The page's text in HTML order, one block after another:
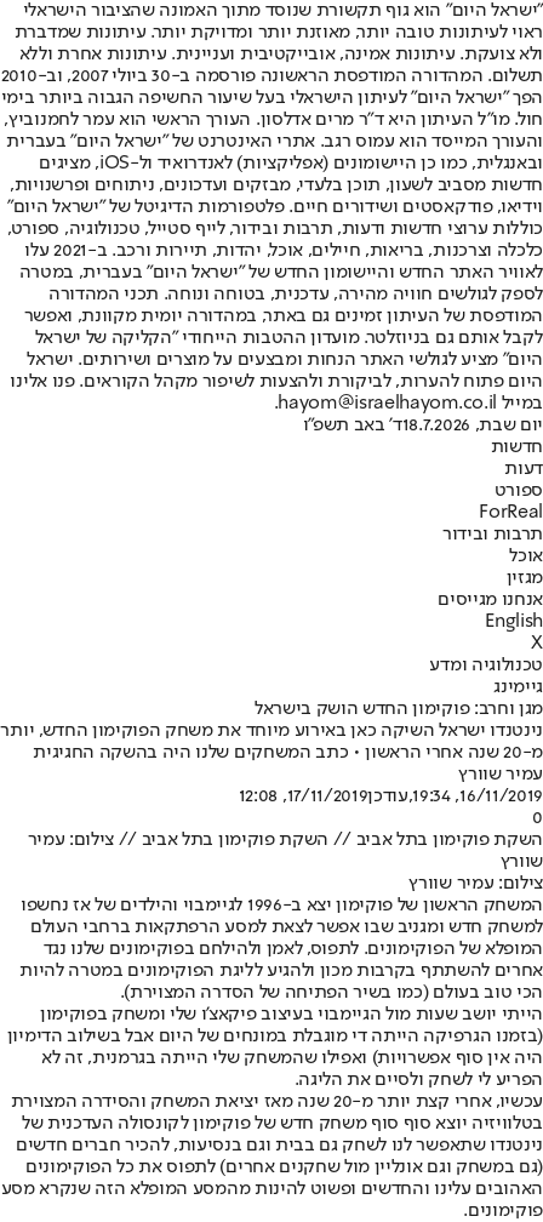
"ישראל היום" הוא גוף תקשורת שנוסד מתוך האמונה שהציבור הישראלי
ראוי לעיתונות טובה יותר, מאוזנת יותר ומדויקת יותר. עיתונות שמדברת
ולא צועקת. עיתונות אמינה, אובייקטיבית ועניינית. עיתונות אחרת וללא
תשלום. המהדורה המודפסת הראשונה פורסמה ב-30 ביולי 2007, וב-2010
הפך "ישראל היום" לעיתון הישראלי בעל שיעור החשיפה הגבוה ביותר בימי
חול. מו"ל העיתון היא ד"ר מרים אדלסון. העורך הראשי הוא עמר לחמנוביץ,
והעורך המייסד הוא עמוס רגב. אתרי האינטרנט של "ישראל היום" בעברית
ובאנגלית, כמו כן היישומונים (אפליקציות) לאנדרואיד ול-iOS, מציגים
חדשות מסביב לשעון, תוכן בלעדי, מבזקים ועדכונים, ניתוחים ופרשנויות,
וידיאו, פודקאסטים ושידורים חיים. פלטפורמות הדיגיטל של "ישראל היום"
כוללות ערוצי חדשות ודעות, תרבות ובידור, לייף סטייל, טכנולוגיה, ספורט,
כלכלה וצרכנות, בריאות, חיילים, אוכל, יהדות, תיירות ורכב. ב-2021 עלו
לאוויר האתר החדש והיישומון החדש של "ישראל היום" בעברית, במטרה
לספק לגולשים חוויה מהירה, עדכנית, בטוחה ונוחה. תכני המהדורה
המודפסת של העיתון זמינים גם באתר, במהדורה יומית מקוונת, ואפשר
לקבל אותם גם בניוזלטר. מועדון ההטבות הייחודי "הקליקה של ישראל
היום" מציע לגולשי האתר הנחות ומבצעים על מוצרים ושירותים. ישראל
היום פתוח להערות, לביקורת ולהצעות לשיפור מקהל הקוראים. פנו אלינו
במייל hayom@israelhayom.co.il.
יום שבת, 18.7.2026
ד' באב תשפ"ו
חדשות
דעות
ספורט
ForReal
תרבות ובידור
אוכל
מגזין
אנחנו מגייסים
English
X
טכנולוגיה ומדע
גיימינג
מגן וחרב: פוקימון החדש הושק בישראל
נינטנדו ישראל השיקה כאן באירוע מיוחד את משחק הפוקימון החדש, יותר
מ-20 שנה אחרי הראשון • כתב המשחקים שלנו היה בהשקה החגיגית
עמיר שוורץ
16/11/2019, 19:34
,עודכן17/11/2019, 12:08
0
השקת פוקימון בתל אביב // השקת פוקימון בתל אביב // צילום: עמיר
שוורץ
צילום: עמיר שוורץ
המשחק הראשון של פוקימון יצא ב-1996 לגיימבוי והילדים של אז נחשפו
למשחק חדש ומגניב שבו אפשר לצאת למסע הרפתקאות ברחבי העולם
המופלא של הפוקימונים. לתפוס, לאמן ולהילחם בפוקימונים שלנו נגד
אחרים להשתתף בקרבות מכון ולהגיע לליגת הפוקימונים במטרה להיות
הכי טוב בעולם (כמו בשיר הפתיחה של הסדרה המצוירת).
הייתי יושב שעות מול הגיימבוי בעיצוב פיקאצ'ו שלי ומשחק בפוקימון
(בזמנו הגרפיקה הייתה די מוגבלת במונחים של היום אבל בשילוב הדימיון
היה אין סוף אפשרויות) ואפילו שהמשחק שלי הייתה בגרמנית, זה לא
הפריע לי לשחק ולסיים את הליגה.
עכשיו, אחרי קצת יותר מ-20 שנה מאז יציאת המשחק והסידרה המצוירת
בטלוויזיה יוצא סוף סוף משחק חדש של פוקימון לקונסולה העדכנית של
נינטנדו שתאפשר לנו לשחק גם בבית וגם בנסיעות, להכיר חברים חדשים
(גם במשחק וגם אונליין מול שחקנים אחרים) לתפוס את כל הפוקימונים
האהובים עלינו והחדשים ופשוט להינות מהמסע המופלא הזה שנקרא מסע
פוקימונים.